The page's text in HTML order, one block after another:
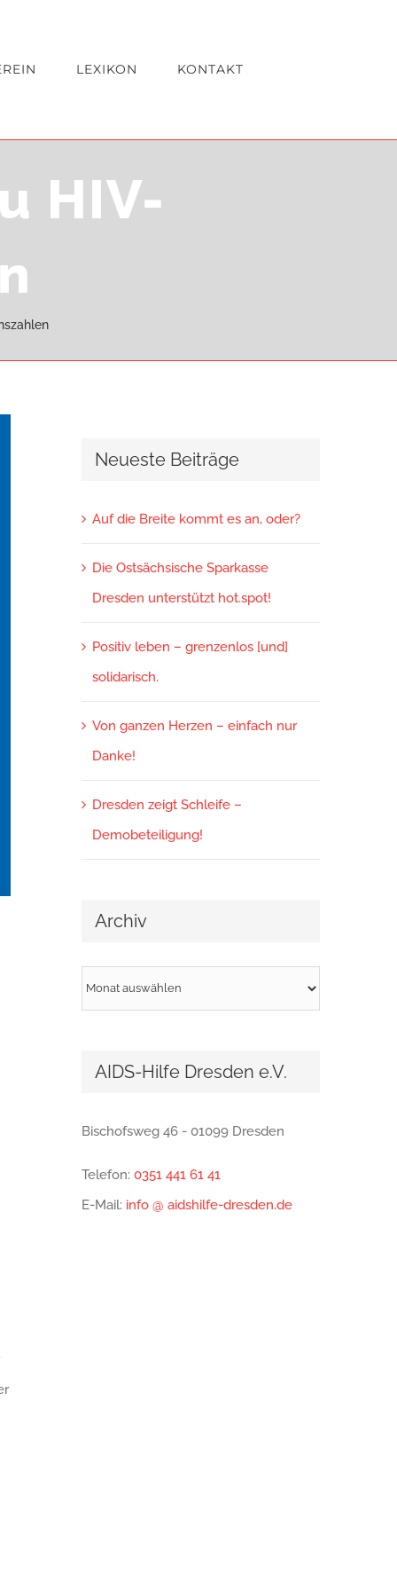
LEXIKON KONTAKT
HIV-
Neueste Beiträge
Auf die Breite kommt es an, oder?
Die Ostsächsische Sparkasse
Dresden unterstützt hot.spot!
Positiv leben – grenzenlos [und]
solidarisch.
Von ganzen Herzen – einfach nur
Danke!
Dresden zeigt Schleife –
Demobeteiligung!
Archiv
Archiv
AIDS-Hilfe Dresden e.V.
Bischofsweg 46 - 01099 Dresden
Telefon: 0351 441 61 41
E-Mail: info @ aidshilfe-dresden.de